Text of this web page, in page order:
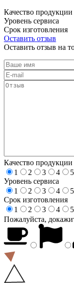
Качество продукции
Уровень сервиса
Срок изготовления
Оставить отзыв
Оставить отзыв на
Качество продукции
1
2 3 4
5
Уровень сервиса
1
2 3 4
5
Срок изготовления
1
2 3 4
5
Пожалуйста,